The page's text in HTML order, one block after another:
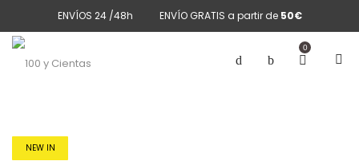
ENVÍOS 24 /48h ENVÍO GRATIS a partir de 50€
0
NEW IN